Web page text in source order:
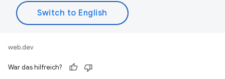
web.dev
War das hilfreich?